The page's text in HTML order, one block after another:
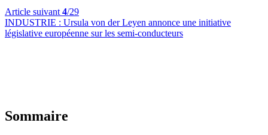
Article suivant 4/29
INDUSTRIE : Ursula von der Leyen annonce une initiative
législative européenne sur les semi-conducteurs
Sommaire